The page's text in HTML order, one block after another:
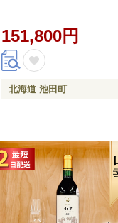
151,800円
北海道 池田町